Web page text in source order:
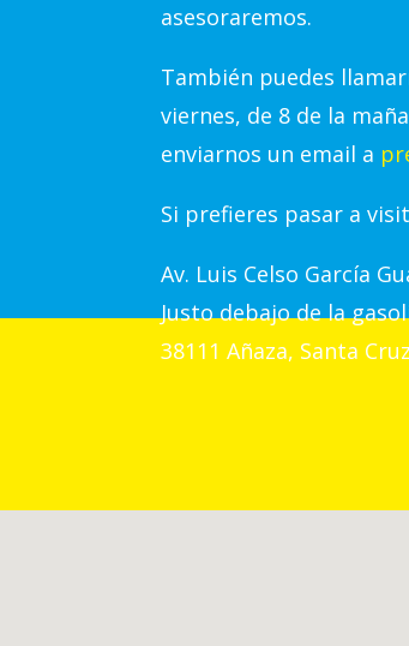
asesoraremos.
También puedes
viernes, de 8 de la
enviarnos un email a
Si prefieres pasar a
Av. Luis Celso García
Justo debajo de la
38111 Añaza, Santa